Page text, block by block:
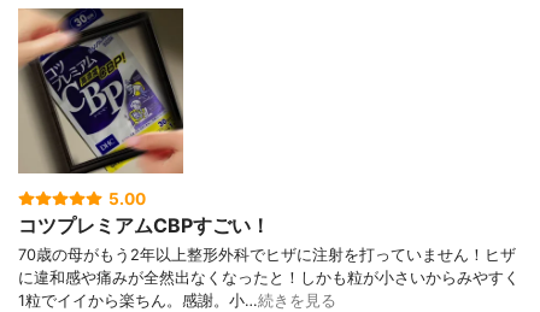
5.00
コツプレミアムCBPすごい！
70歳の母がもう2年以上整形外科でヒザに注射を打っていません！ヒザ
に違和感や痛みが全然出なくなったと！しかも粒が小さいからみやすく
1粒でイイから楽ちん。感謝。小…続きを見る